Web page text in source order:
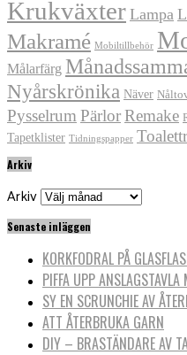
Krukväxter Lampa
Makramé Mobiltillbehör
Målarfärg
Nyårskrönika Näver
Pysselrum PärlorRemake
Tapetklister Tidningspapper
Arkiv
Arkiv
Senaste inläggen
KORKFODRAL PÅ
PIFFA UPP ANSLAGSTAVLA
SY EN SCRUNCHIE AV
ATT ÅTERBRUKA GARN
DIY – BRASTÄNDARE AV